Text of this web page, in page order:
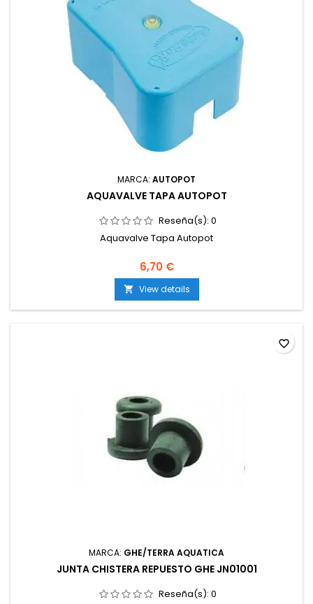
MARCA: AUTOPOT
AQUAVALVE TAPA AUTOPOT
Reseña(s): 0
Aquavalve Tapa Autopot
6,70 €
 View details
MARCA: GHE/TERRA AQUATICA
JUNTA CHISTERA REPUESTO GHE JN01001
Reseña(s): 0
favorite_border